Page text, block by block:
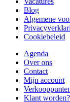
Blog
Algemene
Cookiebeleid
Agenda
Over ons
Contact
Mijn account
Klant worden?